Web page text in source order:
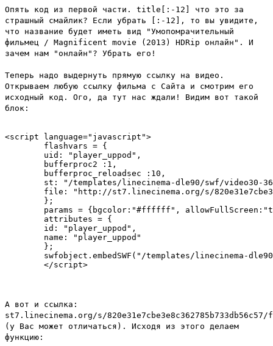
Опять код из первой части. title[:-12]
что это за
страшный смайлик? Если убрать [:-12], то вы увидите,
что название будет иметь вид "Умопомрачительный
фильмец / Magnificent movie (2013) HDRip онлайн". И
зачем нам "онлайн"? Убрать его!
Теперь надо выдернуть прямую ссылку на видео.
Открываем любую ссылку фильма с Сайта и смотрим его
исходный код. Ого, да тут нас ждали! Видим вот такой
блок:
<script language="javascript">
А вот и ссылка:
st7.linecinema.org/s/
(у Вас может отличаться). Исходя из этого делаем
функцию: